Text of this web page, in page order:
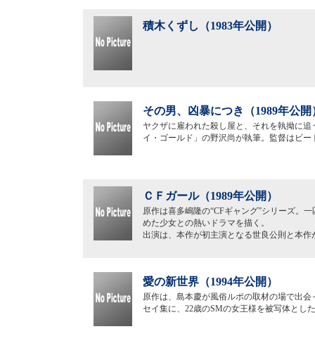
積木くずし（1983年公開）
その男、凶暴につき（1989年公開
ヤクザに雇われた殺し屋と、それを執拗に
イ・ゴールド」の野沢尚が執筆。監督はビ
ＣＦガール（1989年公開）
原作は喜多嶋隆の“CFギャング”シリーズ。
めた少女との熱いドラマを描く。
出演は、本作が初主演となる世良公則と本作
愛の新世界（1994年公開）
原作は、島本慶が風俗ルポの取材の場で出
セイ集に、22歳のSMの女王様を被写体とし